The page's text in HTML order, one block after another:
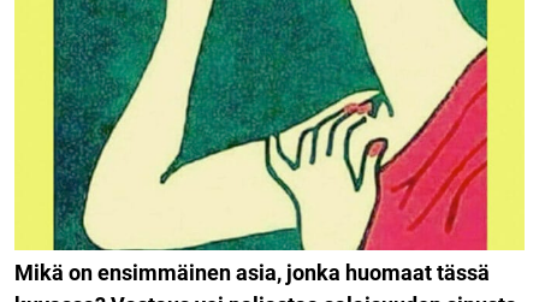
Mikä on ensimmäinen asia, jonka huomaat tässä